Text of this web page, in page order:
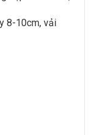
8-10cm, vải